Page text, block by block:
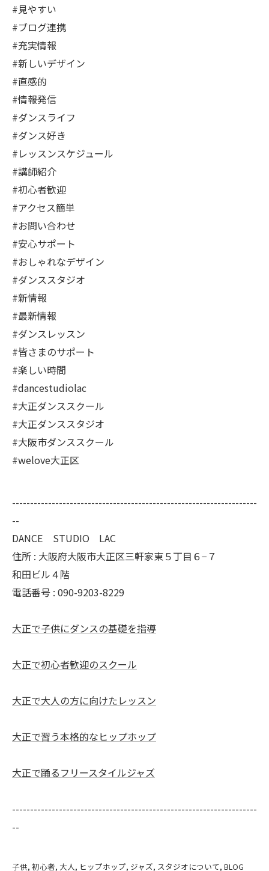
#見やすい
#ブログ連携
#充実情報
#新しいデザイン
#直感的
#情報発信
#ダンスライフ
#ダンス好き
#レッスンスケジュール
#講師紹介
#初心者歓迎
#アクセス簡単
#お問い合わせ
#安心サポート
#おしゃれなデザイン
#ダンススタジオ
#新情報
#最新情報
#ダンスレッスン
#皆さまのサポート
#楽しい時間
#dancestudiolac
#大正ダンススクール
#大正ダンススタジオ
#大阪市ダンススクール
#welove大正区
--------------------------------------------------------------------
--
DANCE STUDIO LAC
住所 : 大阪府大阪市大正区三軒家東５丁目６−７
和田ビル４階
電話番号 : 090-9203-8229
大正で子供にダンスの基礎を指導
大正で初心者歓迎のスクール
大正で大人の方に向けたレッスン
大正で習う本格的なヒップホップ
大正で踊るフリースタイルジャズ
--------------------------------------------------------------------
--
子供 初心者 大人 ヒップホップ ジャズ スタジオについて BLOG